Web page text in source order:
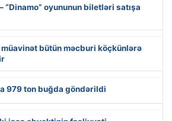
“Dinamo” oyununun biletləri satışa
müavinət bütün məcburi köçkünlərə
979 ton buğda göndərildi